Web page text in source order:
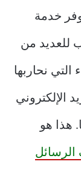
خدمة
للعديد من
التي نحاربها
الإلكتروني
هذا هو